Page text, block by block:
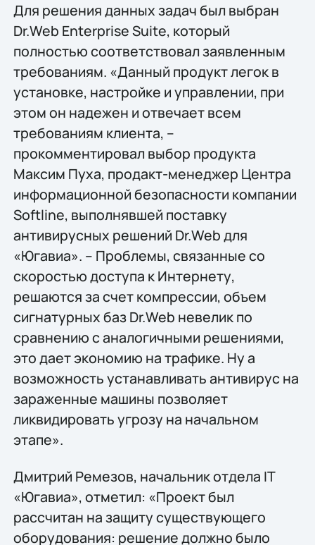
Для решения данных задач был выбран
Dr.Web Enterprise Suite, который
полностью соответствовал заявленным
требованиям. «Данный продукт легок в
установке, настройке и управлении, при
этом он надежен и отвечает всем
требованиям клиента, –
прокомментировал выбор продукта
Максим Пуха, продакт-менеджер Центра
информационной безопасности компании
Softline, выполнявшей поставку
антивирусных решений Dr.Web для
«Югавиа». – Проблемы, связанные со
скоростью доступа к Интернету,
решаются за счет компрессии, объем
сигнатурных баз Dr.Web невелик по
сравнению с аналогичными решениями,
это дает экономию на трафике. Ну а
возможность устанавливать антивирус на
зараженные машины позволяет
ликвидировать угрозу на начальном
этапе».
Дмитрий Ремезов, начальник отдела IT
«Югавиа», отметил: «Проект был
рассчитан на защиту существующего
оборудования: решение должно было